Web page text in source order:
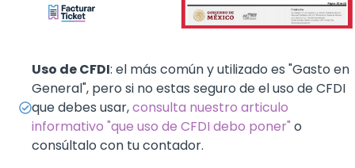
Uso de CFDI: el más común y utilizado es "Gasto en
General", pero si no estas seguro de el uso de CFDI
que debes usar,consulta nuestro articulo
informativo "que uso de CFDI debo poner" o
consúltalo con tu contador.